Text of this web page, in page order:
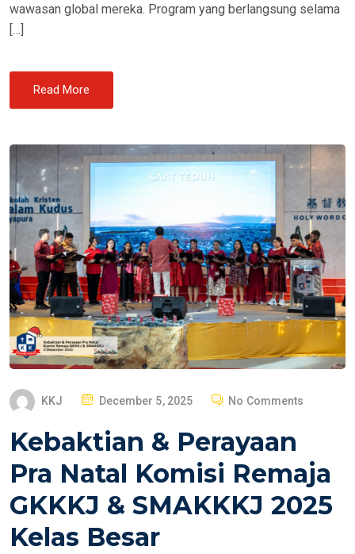
wawasan global mereka. Program yang berlangsung selama
[…]
Read More
KKJ
P
S
E
N
December 5, 2025 No Comments
Kebaktian & Perayaan
Pra Natal Komisi Remaja
GKKKJ & SMAKKKJ 2025
Kelas Besar